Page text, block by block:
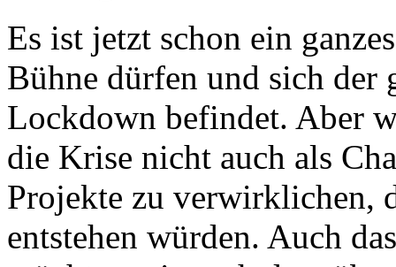
Es ist jetzt schon ein
Bühne dürfen und sich der
Lockdown befindet. Aber
die Krise nicht auch als
Projekte zu verwirklichen,
entstehen würden. Auch